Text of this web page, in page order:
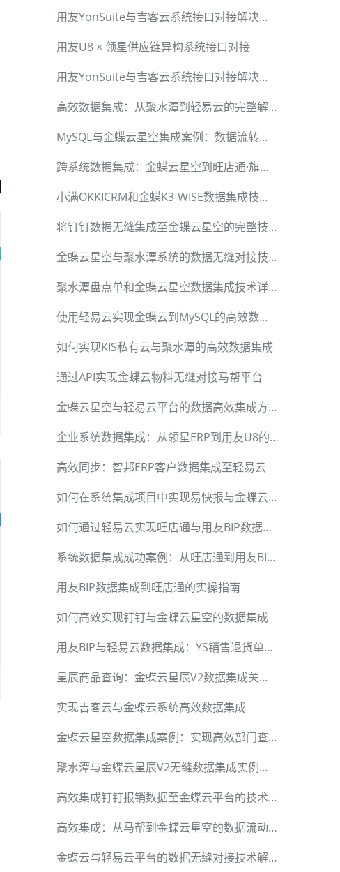
用友YonSuite与吉客云系统接口对接解决方案
用友U8 × 领星供应链异构系统接口对接
用友YonSuite与吉客云系统接口对接解决方案
高效数据集成：从聚水潭到轻易云的完整解决方案
MySQL与金蝶云星空集成案例：数据流转优化
跨系统数据集成：金蝶云星空到旺店通·旗舰版案例解析
小满OKKICRM和金蝶K3-WISE数据集成技术详解
将钉钉数据无缝集成至金蝶云星空的完整技术方案
金蝶云星空与聚水潭系统的数据无缝对接技术指南
聚水潭盘点单和金蝶云星空数据集成技术详解
使用轻易云实现金蝶云到MySQL的高效数据集成
如何实现KIS私有云与聚水潭的高效数据集成
通过API实现金蝶云物料无缝对接马帮平台
金蝶云星空与轻易云平台的数据高效集成方案
企业系统数据集成：从领星ERP到用友U8的案例解析
高效同步：智邦ERP客户数据集成至轻易云
如何在系统集成项目中实现易快报与金蝶云的无缝对接
如何通过轻易云实现旺店通与用友BIP数据无缝对接
系统数据集成成功案例：从旺店通到用友BIP轻松实现数据对接
用友BIP数据集成到旺店通的实操指南
如何高效实现钉钉与金蝶云星空的数据集成
用友BIP与轻易云数据集成：YS销售退货单查询方案
星辰商品查询：金蝶云星辰V2数据集成关键技术揭秘
实现吉客云与金蝶云系统高效数据集成
金蝶云星空数据集成案例：实现高效部门查询
聚水潭与金蝶云星辰V2无缝数据集成实例解析
高效集成钉钉报销数据至金蝶云平台的技术指南
高效集成：从马帮到金蝶云星空的数据流动方案
金蝶云与轻易云平台的数据无缝对接技术解析